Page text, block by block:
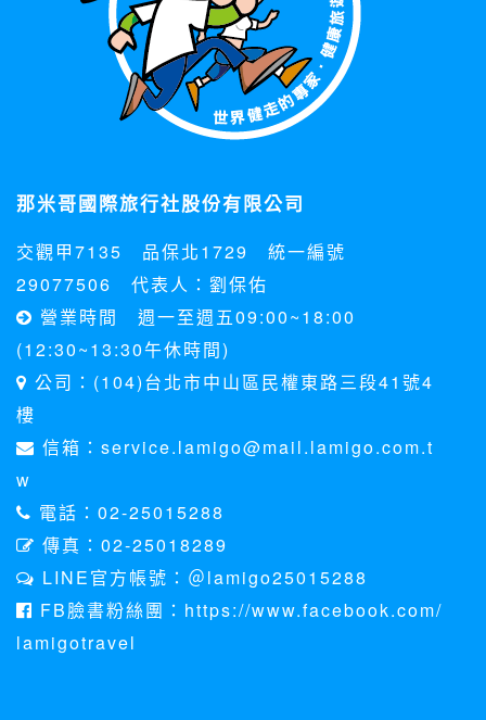
那米哥國際旅行社股份有限公司
交觀甲7135 品保北1729 統一編號
29077506 代表人：劉保佑
營業時間 週一至週五09:00~18:00
(12:30~13:30午休時間)
公司：(104)台北市中山區民權東路三段41號4
樓
信箱：service.lamigo@mail.lamigo.com.t
w
電話：02-25015288
傳真：02-25018289
LINE官方帳號：＠lamigo25015288
FB臉書粉絲團：https://www.facebook.com/
lamigotravel